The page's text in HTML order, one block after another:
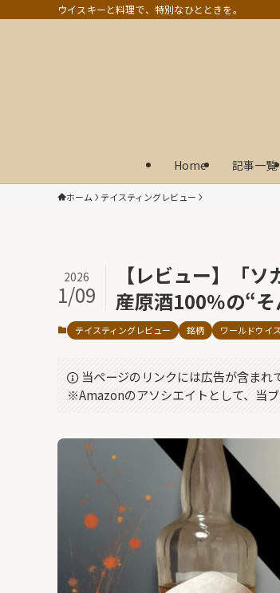
ウイスキーと料理で、特別なひとときを。
Home 記事一覧
ホーム テイスティングレビュー
【レビュー】「
産原酒100％の“
2026
1/09
テイスティングレビュー 銘柄 ワールドウイ
当ページのリンクには広告が含まれ
※Amazonのアソシエイトとして、当